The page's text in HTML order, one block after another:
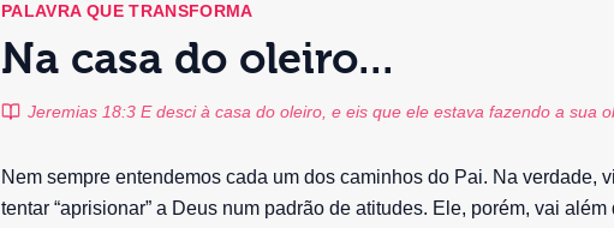
PALAVRA QUE TRANSFORMA
Na casa do oleiro...
Jeremias 18:3 E desci à casa do oleiro, e eis que ele estava fazendo a sua
Nem sempre entendemos cada um dos caminhos do Pai. Na verdade,
tentar “aprisionar” a Deus num padrão de atitudes. Ele, porém, vai